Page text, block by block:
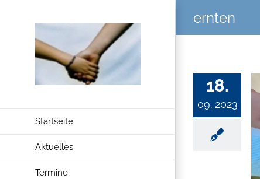
springen
Startseite
Aktuelles
Termine
ernten
18.
09. 2023